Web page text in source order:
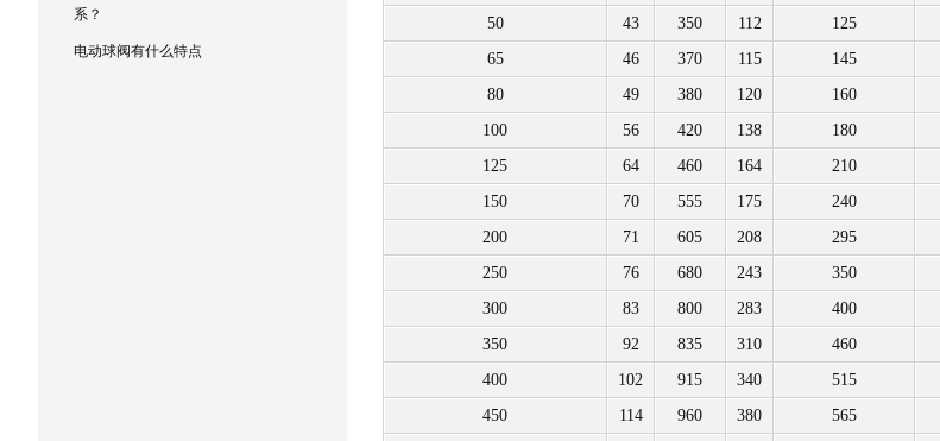
系？
电动球阀有什么特点
50
43 350 112 125
65
46 370 115 145
80
49 380 120 160
100
56 420 138 180
125
64 460 164 210
150
70 555 175 240
200
71 605 208 295
250
76 680 243 350
300
83 800 283 400
350
92 835 310 460
400
102 915 340 515
450
114 960 380 565